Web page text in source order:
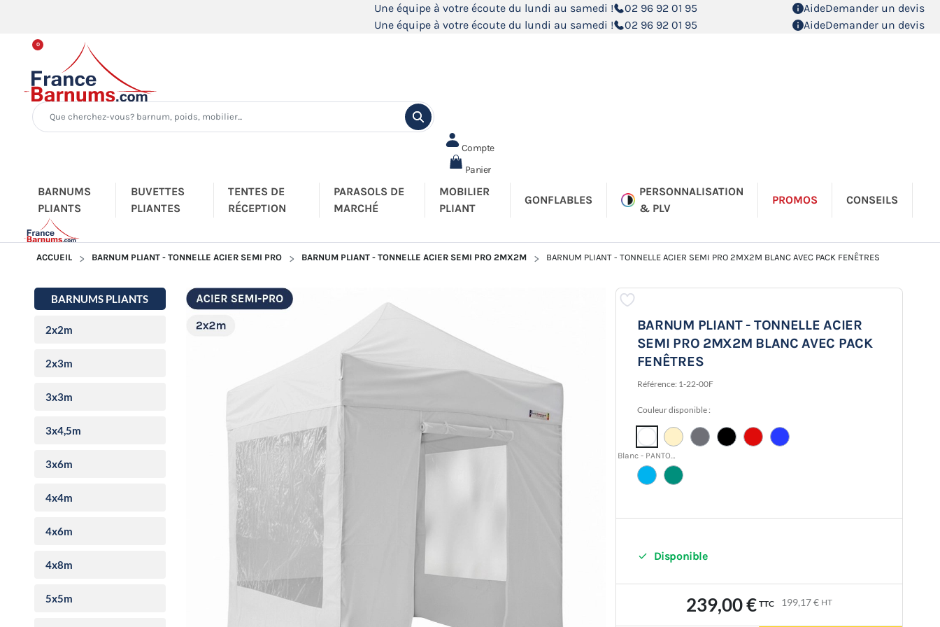
Une équipe à votre écoute du lundi au samedi ! 02 96 92 01 95 AideDemander un devis
Une équipe à votre écoute du lundi au samedi !
02 96 92 01 95 AideDemander un devis
Compte
0
Panier
BARNUMS
PLIANTS
BUVETTES
PLIANTES
TENTES DE
RÉCEPTION
PARASOLS DE
MARCHÉ
MOBILIER
PLIANT
GONFLABLES
PERSONNALISATION
& PLV
PROMOS CONSEILS
ACCUEIL BARNUM PLIANT - TONNELLE ACIER SEMI PRO BARNUM PLIANT - TONNELLE ACIER SEMI PRO 2MX2M BARNUM PLIANT - TONNELLE ACIER SEMI PRO 2MX2M BLANC AVEC PACK FENÊTRES
BARNUMS PLIANTS
2x2m
2x3m
3x3m
3x4,5m
3x6m
4x4m
4x6m
4x8m
5x5m
BARNUM PLIANT - TONNELLE ACIER
SEMI PRO 2MX2M BLANC AVEC PACK
FENÊTRES
Référence: 1-22-00F
Couleur disponible :
 Disponible
239,00 € TTC 199,17 € HT